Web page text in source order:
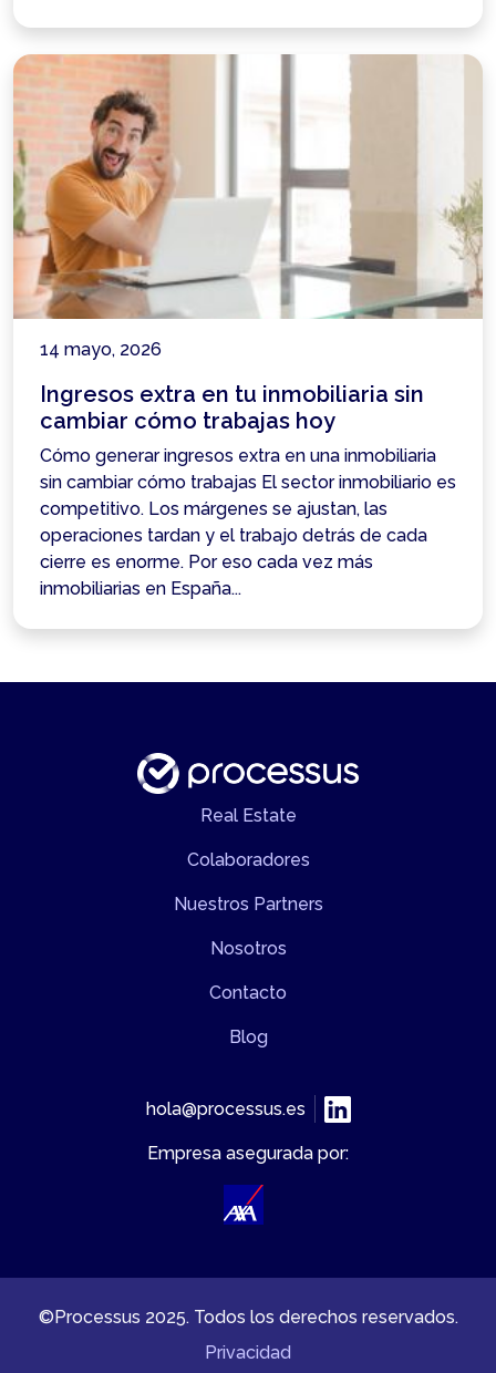
14 mayo, 2026
Ingresos extra en tu inmobiliaria sin
cambiar cómo trabajas hoy
Cómo generar ingresos extra en una inmobiliaria
sin cambiar cómo trabajas El sector inmobiliario es
competitivo. Los márgenes se ajustan, las
operaciones tardan y el trabajo detrás de cada
cierre es enorme. Por eso cada vez más
inmobiliarias en España...
Real Estate
Colaboradores
Nuestros Partners
Nosotros
Contacto
Blog
hola@processus.es
Empresa asegurada por:
©Processus 2025. Todos los derechos reservados.
Privacidad